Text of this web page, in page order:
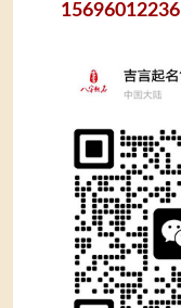
15696012236